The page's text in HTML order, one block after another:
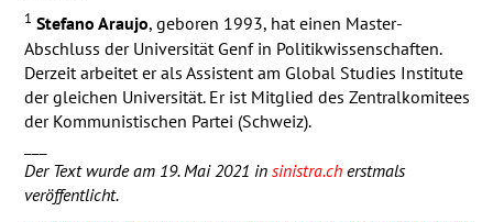
1 Stefano Araujo, geboren 1993, hat einen Master-
Abschluss der Universität Genf in Politikwissenschaften.
Derzeit arbeitet er als Assistent am Global Studies Institute
der gleichen Universität. Er ist Mitglied des Zentralkomitees
der Kommunistischen Partei (Schweiz).
Der Text wurde am 19. Mai 2021 in sinistra.cherstmals
veröffentlicht.